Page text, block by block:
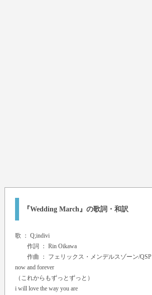
『Wedding March』の歌詞・和訳
歌 ： Q;indivi
作詞 ： Rin Oikawa
作曲 ： フェリックス・メンデルスゾーン/QSP
now and forever
（これからもずっとずっと）
i will love the way you are